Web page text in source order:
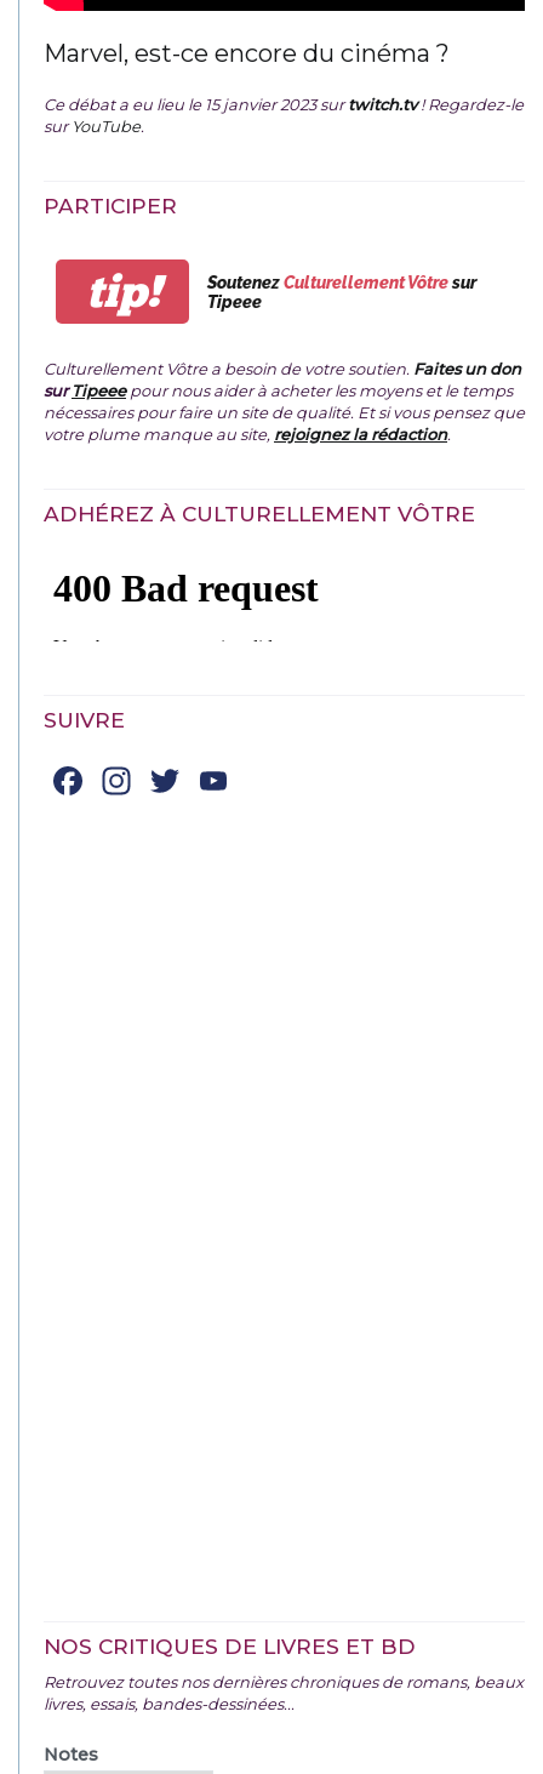
Marvel, est-ce encore du cinéma ?
Ce débat a eu lieu le 15 janvier 2023 surtwitch.tv ! Regardez-le
surYouTube.
PARTICIPER
tip! SoutenezCulturellement Vôtresur
Tipeee
Culturellement Vôtre a besoin de votre soutien. Faites un don
surTipeeepour nous aider à acheter les moyens et le temps
nécessaires pour faire un site de qualité. Et si vous pensez que
votre plume manque au site, rejoignez la rédaction.
ADHÉREZ À CULTURELLEMENT VÔTRE
SUIVRE
Facebook
Instagram
Twitter
NOS CRITIQUES DE LIVRES ET BD
Retrouvez toutes nos dernières chroniques de romans, beaux
livres, essais, bandes-dessinées...
Notes